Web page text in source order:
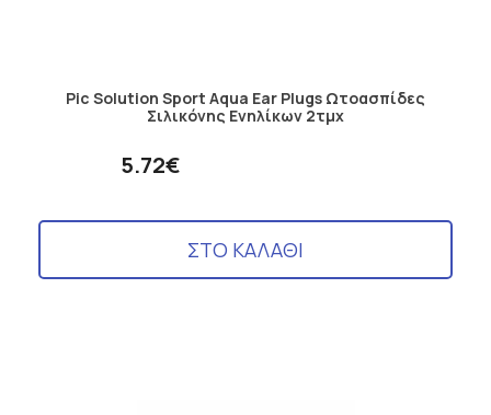
Pic Solution Sport Aqua Ear Plugs Ωτοασπίδες
Σιλικόνης Ενηλίκων 2τμχ
5.72€
ΣΤΟ ΚΑΛΑΘΙ